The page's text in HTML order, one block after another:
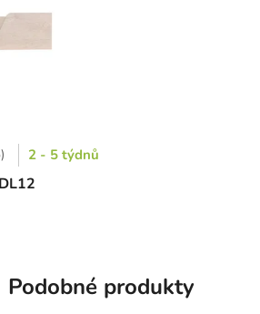
2 - 5 týdnů
Podobné produkty